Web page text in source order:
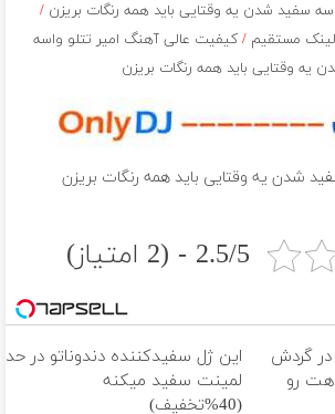
سفید شدن یه وقتایی باید همه رنگات بریزن /
لینک مستقیم/ کیفیت عالی آهنگ امیر تتلو واسه
یه وقتایی باید همه رنگات بریزن
شدن یه وقتایی باید همه رنگات بریزن
2.5/5 - (2 امتیاز)
در گردش
رو
این ژل سفیدکننده دندوناتو در حد
لمینت سفید میکنه
(40%تخفیف)